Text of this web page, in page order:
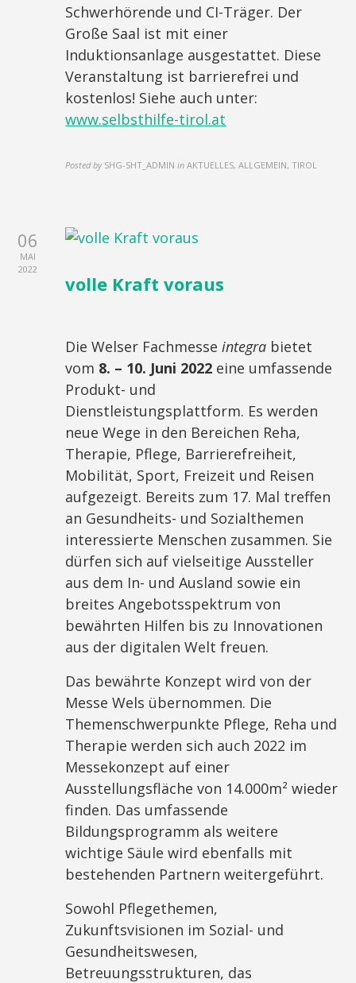
Schwerhörende und CI-Träger. Der
Große Saal ist mit einer
Induktionsanlage ausgestattet. Diese
Veranstaltung ist barrierefrei und
kostenlos! Siehe auch unter:
www.selbsthilfe-tirol.at
Posted by SHG-SHT_ADMIN in AKTUELLES, ALLGEMEIN, TIROL
06
MAI
2022
volle Kraft voraus
Die Welser Fachmesseintegra bietet
vom 8. – 10. Juni 2022 eine umfassende
Produkt- und
Dienstleistungsplattform. Es werden
neue Wege in den Bereichen Reha,
Therapie, Pflege, Barrierefreiheit,
Mobilität, Sport, Freizeit und Reisen
aufgezeigt. Bereits zum 17. Mal treffen
an Gesundheits- und Sozialthemen
interessierte Menschen zusammen. Sie
dürfen sich auf vielseitige Aussteller
aus dem In- und Ausland sowie ein
breites Angebotsspektrum von
bewährten Hilfen bis zu Innovationen
aus der digitalen Welt freuen.
Das bewährte Konzept wird von der
Messe Wels übernommen. Die
Themenschwerpunkte Pflege, Reha und
Therapie werden sich auch 2022 im
Messekonzept auf einer
Ausstellungsfläche von 14.000m² wieder
finden. Das umfassende
Bildungsprogramm als weitere
wichtige Säule wird ebenfalls mit
bestehenden Partnern weitergeführt.
Sowohl Pflegethemen,
Zukunftsvisionen im Sozial- und
Gesundheitswesen,
Betreuungsstrukturen, das